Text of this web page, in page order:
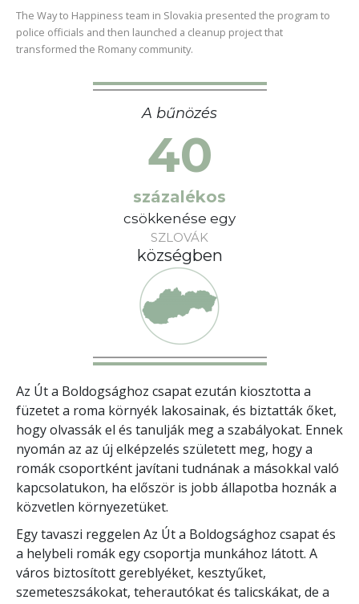
The Way to Happiness team in Slovakia presented the program to
police officials and then launched a cleanup project that
transformed the Romany community.
A bűnözés
40
százalékos
csökkenése egy
SZLOVÁK
községben
Az Út a Boldogsághoz csapat ezután kiosztotta a
füzetet a roma környék lakosainak, és biztatták őket,
hogy olvassák el és tanulják meg a szabályokat. Ennek
nyomán az az új elképzelés született meg, hogy a
romák csoportként javítani tudnának a másokkal való
kapcsolatukon, ha először is jobb állapotba hoznák a
közvetlen környezetüket.
Egy tavaszi reggelen Az Út a Boldogsághoz csapat és
a helybeli romák egy csoportja munkához látott. A
város biztosított gereblyéket, kesztyűket,
szemeteszsákokat, teherautókat és talicskákat, de a